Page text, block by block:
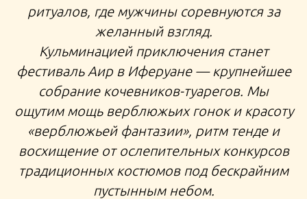
ритуалов, где мужчины соревнуются за
желанный взгляд.
Кульминацией приключения станет
фестиваль Аир в Иферуане — крупнейшее
собрание кочевников-туарегов. Мы
ощутим мощь верблюжьих гонок и красоту
«верблюжьей фантазии», ритм тенде и
восхищение от ослепительных конкурсов
традиционных костюмов под бескрайним
пустынным небом.